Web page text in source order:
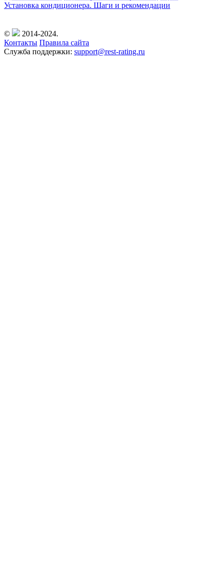
Установка кондиционера. Шаги и рекомендации
©
2014-2024.
Контакты Правила сайта
Служба поддержки: support@rest-rating.ru